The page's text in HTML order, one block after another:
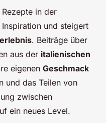
in der
und steigert
. Beiträge über
aus der italienischen
eigenen Geschmack
und das Teilen von
zwischen
ein neues Level.